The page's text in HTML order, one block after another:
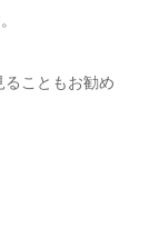
こともお勧め